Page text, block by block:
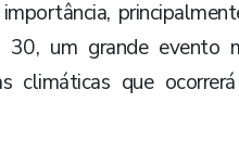
30, um grande evento
climáticas que